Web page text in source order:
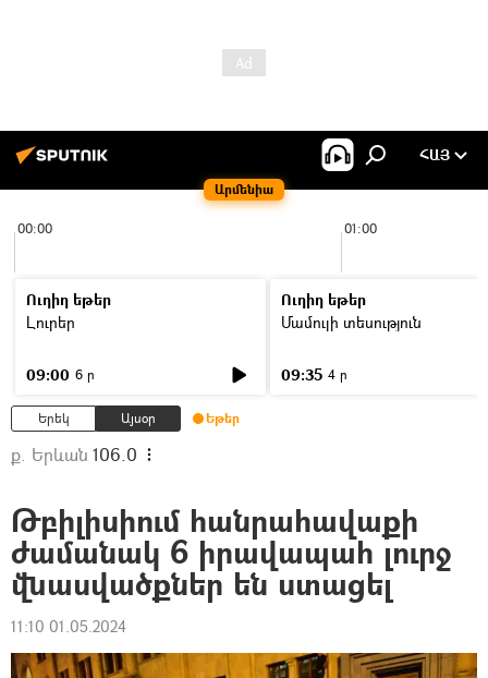
Արմենիա
ՀԱՅ
00:00 01:00
Ուղիղ եթեր
Լուրեր
09:00 6 ր
Ուղիղ եթեր
Մամուլի տեսություն
09:35 4 ր
Երեկ Այսօր Եթեր
ք. Երևան 106.0
Թբիլիսիում հանրահավաքի
ժամանակ 6 իրավապահ լուրջ
վնասվածքներ են ստացել
11:10 01.05.2024